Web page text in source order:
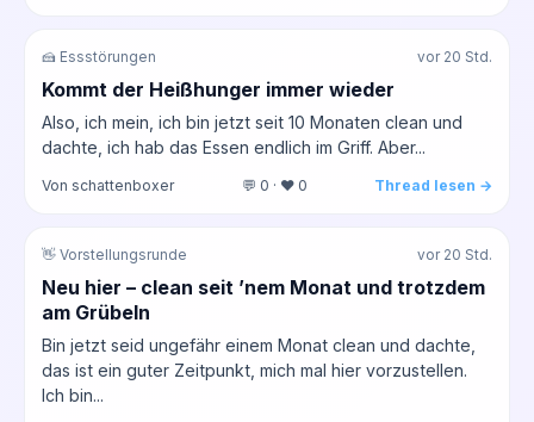
🍰 Essstörungen vor 20 Std.
Kommt der Heißhunger immer wieder
Also, ich mein, ich bin jetzt seit 10 Monaten clean und
dachte, ich hab das Essen endlich im Griff. Aber...
Von schattenboxer 💬 0 · ❤️ 0 Thread lesen →
👋 Vorstellungsrunde vor 20 Std.
Neu hier – clean seit ’nem Monat und trotzdem
am Grübeln
Bin jetzt seid ungefähr einem Monat clean und dachte,
das ist ein guter Zeitpunkt, mich mal hier vorzustellen.
Ich bin...